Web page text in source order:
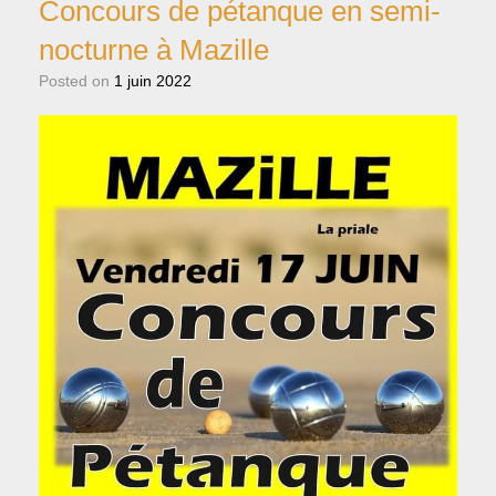
Concours de pétanque en semi-
nocturne à Mazille
Posted on 1 juin 2022